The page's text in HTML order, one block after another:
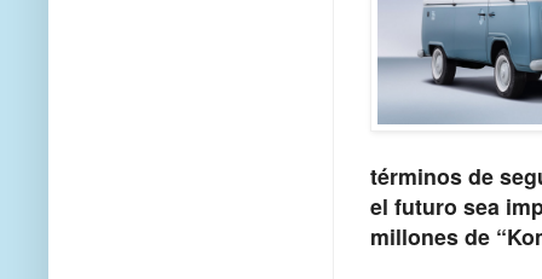
términos de
el futuro sea
millones de